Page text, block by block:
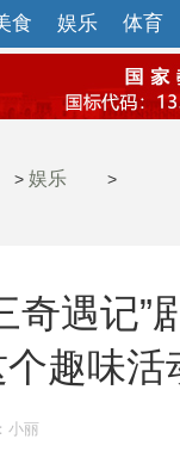
食 娱乐 体育
> 娱乐 >
奇遇记”
趣味活
小丽